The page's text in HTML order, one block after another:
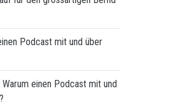
Podcast mit und über
Warum einen Podcast mit und